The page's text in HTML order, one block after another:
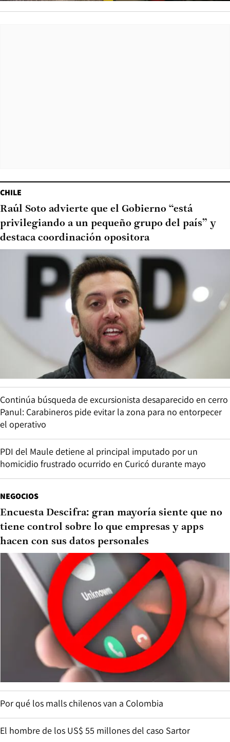
CHILE
Raúl Soto advierte que el Gobierno “está
privilegiando a un pequeño grupo del país” y
destaca coordinación opositora
Continúa búsqueda de excursionista desaparecido en cerro
Panul: Carabineros pide evitar la zona para no entorpecer
el operativo
PDI del Maule detiene al principal imputado por un
homicidio frustrado ocurrido en Curicó durante mayo
NEGOCIOS
Encuesta Descifra: gran mayoría siente que no
tiene control sobre lo que empresas y apps
hacen con sus datos personales
Por qué los malls chilenos van a Colombia
El hombre de los US$ 55 millones del caso Sartor